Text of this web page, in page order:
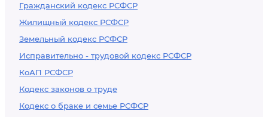
Гражданский кодекс РСФСР
Жилищный кодекс РСФСР
Земельный кодекс РСФСР
Исправительно - трудовой кодекс РСФСР
КоАП РСФСР
Кодекс законов о труде
Кодекс о браке и семье РСФСР